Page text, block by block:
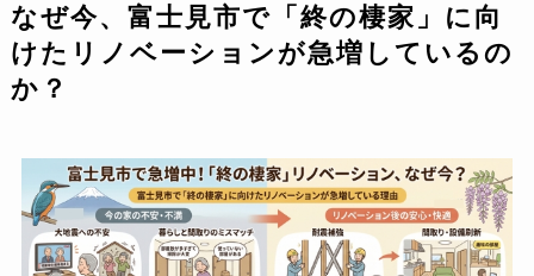
なぜ今、富士見市で「終の棲家」に向
けたリノベーションが急増しているの
か？